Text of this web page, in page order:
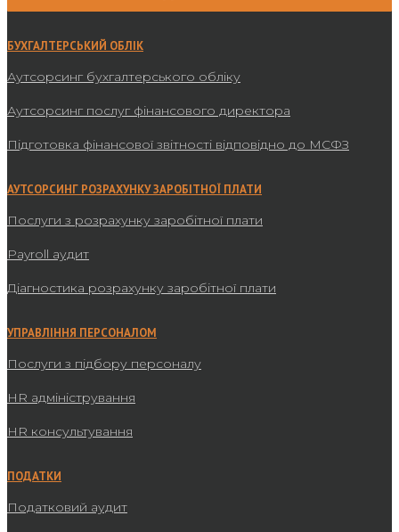
БУХГАЛТЕРСЬКИЙ ОБЛІК
Аутсорсинг бухгалтерського обліку
Аутсорсинг послуг фінансового директора
Підготовка фінансової звітності відповідно до МСФЗ
АУТСОРСИНГ РОЗРАХУНКУ ЗАРОБІТНОЇ ПЛАТИ
Послуги з розрахунку заробітної плати
Payroll аудит
Діагностика розрахунку заробітної плати
УПРАВЛІННЯ ПЕРСОНАЛОМ
Послуги з підбору персоналу
HR адміністрування
HR консультування
ПОДАТКИ
Податковий аудит